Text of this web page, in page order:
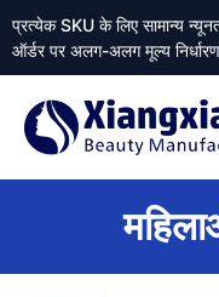
प्रत्येक SKU के लिए सामान्य
ऑर्डर पर अलग-अलग मूल्य